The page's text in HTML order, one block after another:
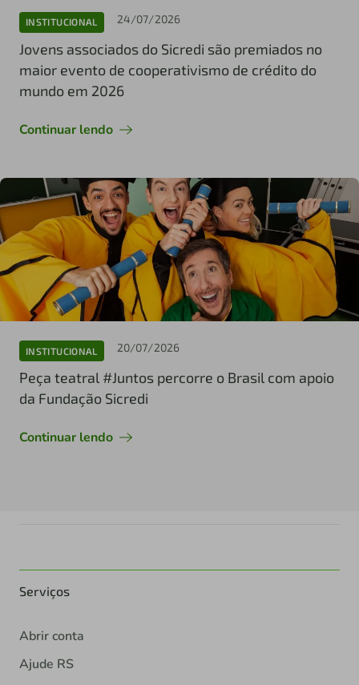
INSTITUCIONAL 24/07/2026
Jovens associados do Sicredi são premiados no
maior evento de cooperativismo de crédito do
mundo em 2026
Continuar lendo
INSTITUCIONAL 20/07/2026
Peça teatral #Juntos percorre o Brasil com apoio
da Fundação Sicredi
Continuar lendo
Serviços
Abrir conta
Ajude RS